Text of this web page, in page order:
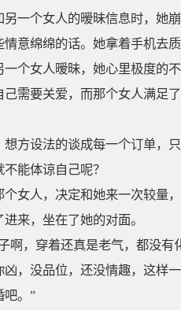
一个女人的暧昧信息时，她
意绵绵的话。她拿着手机去
个女人暧昧，她心里极度的
需要关爱，而那个女人满足
方设法的谈成每一个订单，
能体谅自己呢？
女人，决定和她来一次较量
来，坐在了她的对面。
啊，穿着还真是老气，都没
，没品位，还没情趣，这样
吧。”